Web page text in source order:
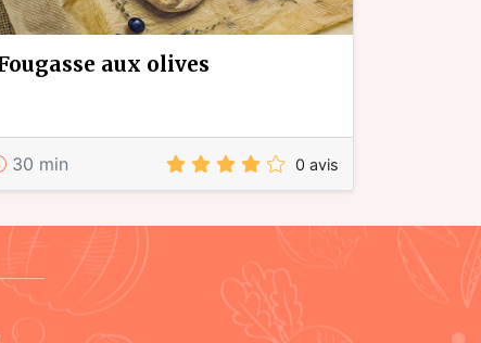
fougasse aux olives
30 min 0 avis